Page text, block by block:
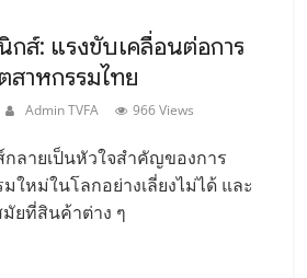
กส์: แรงขับเคลื่อนต่อการ
สาหกรรมไทย
Admin TVFA 966 Views
ลายเป็นหัวใจสำคัญของการ
หม่ในโลกอย่างเลี่ยงไม่ได้ และ
มัยที่สินค้าต่าง ๆ